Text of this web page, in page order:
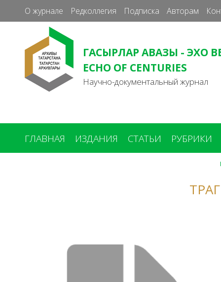
О журнале Редколлегия Подписка Авторам
ГАСЫРЛАР АВАЗЫ - ЭХО
ECHO OF CENTURIES
Научно-документальный журнал
ГЛАВНАЯ ИЗДАНИЯ СТАТЬИ РУБРИКИ